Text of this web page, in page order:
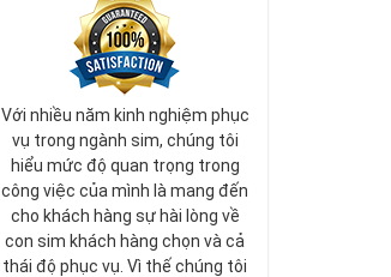
Với nhiều năm kinh nghiệm phục
vụ trong ngành sim, chúng tôi
hiểu mức độ quan trọng trong
công việc của mình là mang đến
cho khách hàng sự hài lòng về
con sim khách hàng chọn và cả
thái độ phục vụ. Vì thế chúng tôi